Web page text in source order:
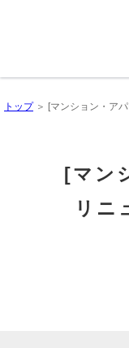
トップ＞ [マンション・ア
[マン
リニ